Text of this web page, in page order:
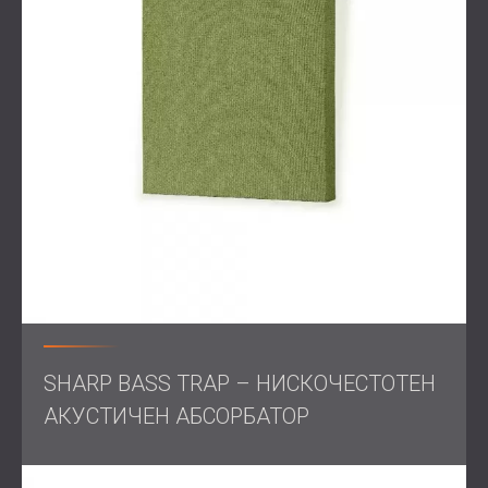
DECIBEL проектира решение, което комбинира
вертикална и хоризонтална звукоабсорбция. Висящите
бафъли с текстилен завършек бяха инсталирани с цел
намаляване на реверберацията.
Панелите CIRCULO бяха поставени по стените, за да
ограничат ехото, а в горните ъгли на пространството
бяха добавени бас трапове за поглъщане на ниските
общите нива на шум и подобри разбираемостта на
речта в целия бар, без това да наруши неговата
естетика. Пространството вече позволява както
подобрявайки значително клиентското преживяване.
SHARP BASS TRAP – НИСКОЧЕСТОТЕН
АКУСТИЧЕН АБСОРБАТОР